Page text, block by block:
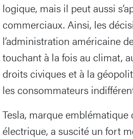
logique, mais il peut aussi
commerciaux. Ainsi, les
l’administration américaine
touchant à la fois au climat,
droits civiques et à la
les consommateurs
Tesla, marque
électrique, a suscité un fort